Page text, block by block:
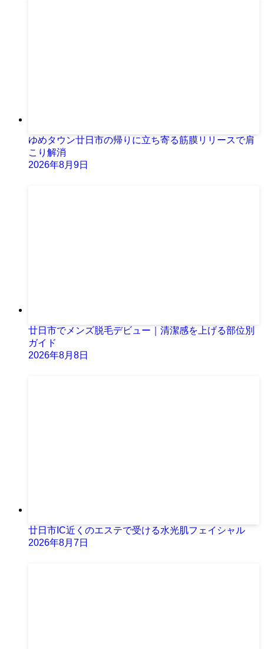
ゆめタウン廿日市の帰りに立ち寄る筋膜リリースで肩
こり解消
2026年8月9日
廿日市でメンズ脱毛デビュー｜清潔感を上げる部位別
ガイド
2026年8月8日
廿日市IC近くのエステで受ける水光肌フェイシャル
2026年8月7日